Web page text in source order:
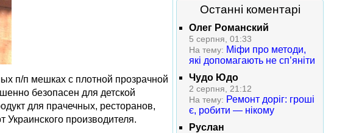
п/п мешках с плотной прозрачной
безопасен для детской
для прачечных, ресторанов,
производителя.
Останні коментарі
Олег Романский
5 серпня, 01:33
На тему: Міфи про методи,
які допомагають не сп’яніти
Чудо Юдо
2 серпня, 21:12
На тему: Ремонт доріг: гроші
є, робити — нікому
Руслан